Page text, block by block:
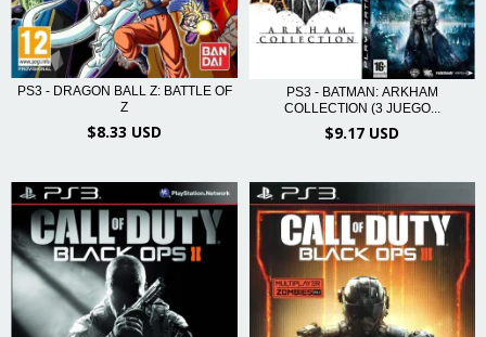
PS3 - DRAGON BALL Z: BATTLE OF
Z
$8.33 USD
PS3 - BATMAN: ARKHAM
COLLECTION (3 JUEGO...
$9.17 USD